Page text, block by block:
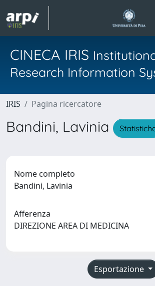
CINECA IRIS
Research Information
IRIS Pagina ricercatore
Bandini, Lavinia
Nome completo
Bandini, Lavinia
Afferenza
DIREZIONE AREA DI MEDICINA
Esportazione